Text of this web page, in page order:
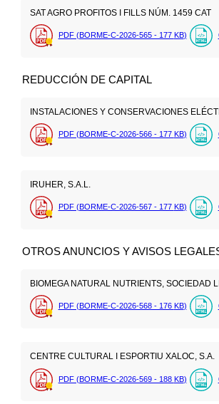
SAT AGRO PROFITOS I FILLS NÚM. 1459 CAT
PDF (BORME-C-2026-565 - 177 KB)
REDUCCIÓN DE CAPITAL
INSTALACIONES Y CONSERVACIONES
PDF (BORME-C-2026-566 - 177 KB)
IRUHER, S.A.L.
PDF (BORME-C-2026-567 - 177 KB)
OTROS ANUNCIOS Y AVISOS
BIOMEGA NATURAL NUTRIENTS, SOCIEDAD
PDF (BORME-C-2026-568 - 176 KB)
CENTRE CULTURAL I ESPORTIU XALOC, S.A.
PDF (BORME-C-2026-569 - 188 KB)